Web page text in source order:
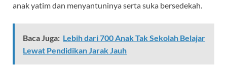
anak yatim dan menyantuninya serta suka bersedekah.
Baca Juga: Lebih dari 700 Anak Tak Sekolah Belajar
Lewat Pendidikan Jarak Jauh